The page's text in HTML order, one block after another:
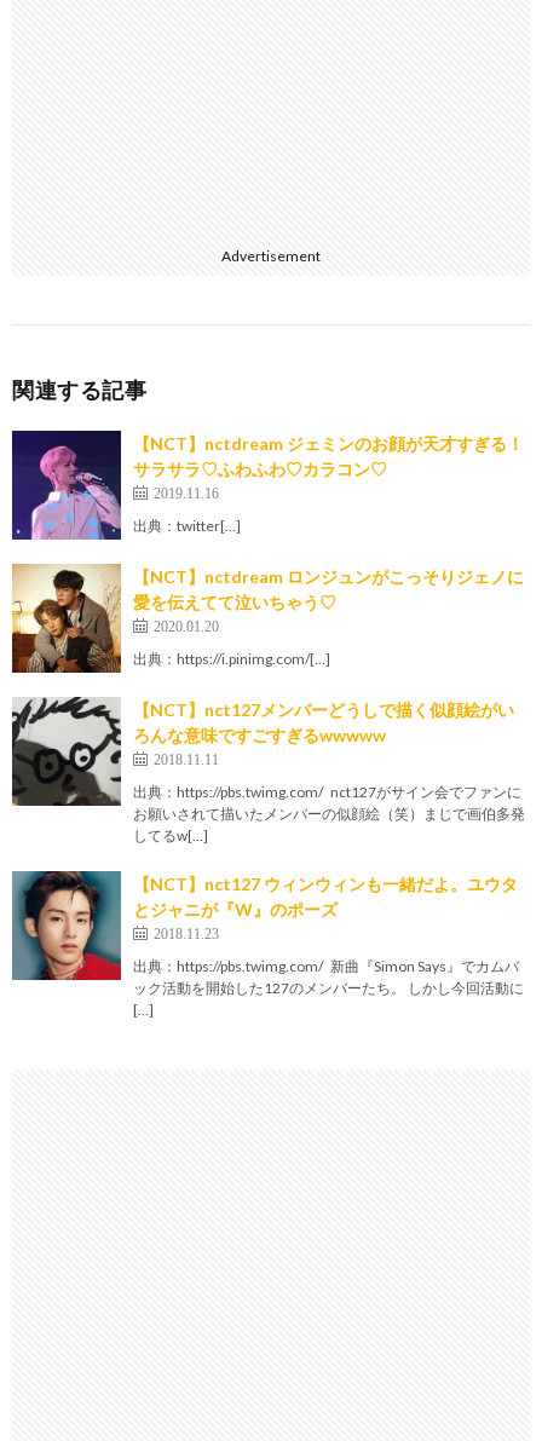
Advertisement
関連する記事
【NCT】nctdream ジェミンのお顔が天才すぎる！
サラサラ♡ふわふわ♡カラコン♡
2019.11.16
出典：twitter[…]
【NCT】nctdream ロンジュンがこっそりジェノに
愛を伝えてて泣いちゃう♡
2020.01.20
出典：https://i.pinimg.com/[…]
【NCT】nct127メンバーどうしで描く似顔絵がい
ろんな意味ですごすぎるwwwww
2018.11.11
出典：https://pbs.twimg.com/ nct127がサイン会でファンに
お願いされて描いたメンバーの似顔絵（笑）まじで画伯多発
してるw[…]
【NCT】nct127 ウィンウィンも一緒だよ。ユウタ
とジャニが『W』のポーズ
2018.11.23
出典：https://pbs.twimg.com/ 新曲『Simon Says』でカムバ
ック活動を開始した127のメンバーたち。 しかし今回活動に
[…]